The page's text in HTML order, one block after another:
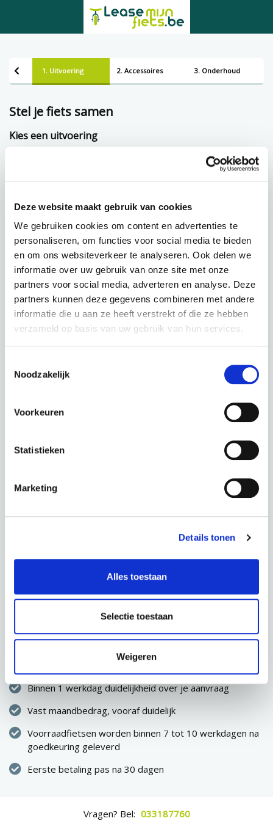
Deze website maakt gebruik van cookies
We gebruiken cookies om content en advertenties te
personaliseren, om functies voor social media te bieden
en om ons websiteverkeer te analyseren. Ook delen we
informatie over uw gebruik van onze site met onze
partners voor social media, adverteren en analyse. Deze
partners kunnen deze gegevens combineren met andere
informatie die u aan ze heeft verstrekt of die ze hebben
verzameld op basis van uw gebruik van hun services.
Noodzakelijk
Voorkeuren
Statistieken
Marketing
Details tonen
Alles toestaan
Selectie toestaan
Weigeren
1. Uitvoering 2. Accessoires 3. Onderhoud
Stel je fiets samen
Kies een uitvoering
Lening op afbetaling bij Lease-mijn-fiets.be
kleur: Grey
54,82 p.m.
Deze fiets in een andere kleur :
Periode
60 Maanden
CONFIGURATIE OPSLAAN
Direct eigenaar van de fiets
Geen eenmalige hoge uitgave
Binnen 1 werkdag duidelijkheid over je aanvraag
Vast maandbedrag, vooraf duidelijk
Voorraadfietsen worden binnen 7 tot 10 werkdagen na
goedkeuring geleverd
Eerste betaling pas na 30 dagen
Vragen? Bel: 033187760